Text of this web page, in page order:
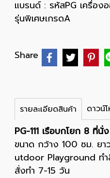
แบรนด์ : รหัสPG เครื่อง
รุ่นพิเศษเกรดA
Share
รายละเอียดสินค้า ดาวน์
PG-111 เรือบกโยก 8 ที่นั่ง
ขนาด กว้าง 100 ซม. ย
utdoor Playground ทำ
สั่งทำ 7-15 วัน